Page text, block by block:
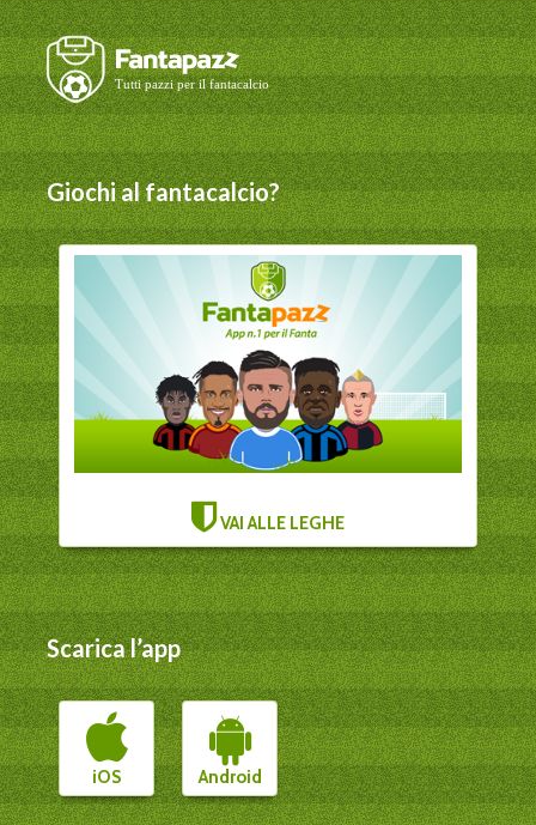
Giochi al fantacalcio?
VAI ALLE LEGHE
Scarica l’app
iOS Android